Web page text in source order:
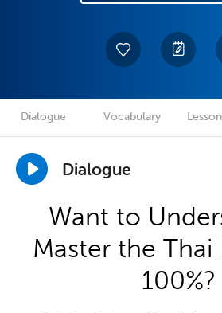
Dialogue Vocabulary
Dialogue
Want to
Master the
100%?